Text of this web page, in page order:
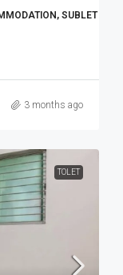
SUBLET
3 months ago
TOLET